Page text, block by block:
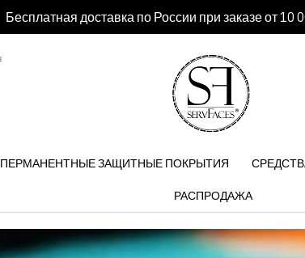
Бесплатная доставка по России при заказе от 10
ПЕРМАНЕНТНЫЕ ЗАЩИТНЫЕ ПОКРЫТИЯ
РАСПРОДАЖА